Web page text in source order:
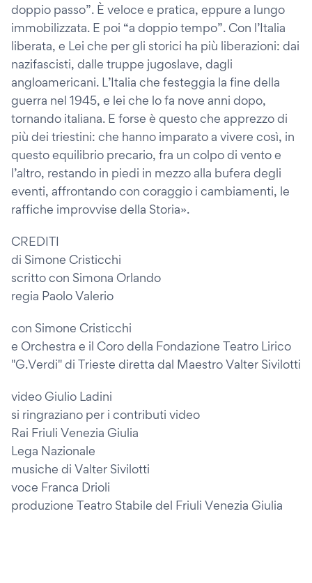
doppio passo”. È veloce e pratica, eppure a lungo
immobilizzata. E poi “a doppio tempo”. Con l’Italia
liberata, e Lei che per gli storici ha più liberazioni: dai
nazifascisti, dalle truppe jugoslave, dagli
angloamericani. L’Italia che festeggia la fine della
guerra nel 1945, e lei che lo fa nove anni dopo,
tornando italiana. E forse è questo che apprezzo di
più dei triestini: che hanno imparato a vivere così, in
questo equilibrio precario, fra un colpo di vento e
l’altro, restando in piedi in mezzo alla bufera degli
eventi, affrontando con coraggio i cambiamenti, le
raffiche improvvise della Storia».
CREDITI
di Simone Cristicchi
scritto con Simona Orlando
regia Paolo Valerio
con Simone Cristicchi
e Orchestra e il Coro della Fondazione Teatro Lirico
"G.Verdi" di Trieste diretta dal Maestro Valter Sivilotti
video Giulio Ladini
si ringraziano per i contributi video
Rai Friuli Venezia Giulia
Lega Nazionale
musiche di Valter Sivilotti
voce Franca Drioli
produzione Teatro Stabile del Friuli Venezia Giulia